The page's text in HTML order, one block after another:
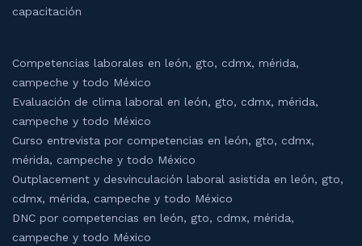
capacitación
Competencias laborales en león, gto, cdmx, mérida,
campeche y todo México
Evaluación de clima laboral en león, gto, cdmx, mérida,
campeche y todo México
Curso entrevista por competencias en león, gto, cdmx,
mérida, campeche y todo México
Outplacement y desvinculación laboral asistida en león, gto,
cdmx, mérida, campeche y todo México
DNC por competencias en león, gto, cdmx, mérida,
campeche y todo México